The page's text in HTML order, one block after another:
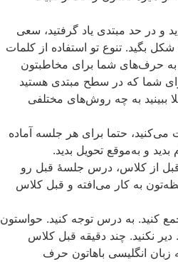
و در حد مبتدی یاد گرفتید، سعی
بگید. تنوع تو استفاده از کلمات
حرف‌های شما برای مخاطبتون
شما که در سطح مبتدی هستید
ببینید به چه روش‌های مختلفی
حتما برای هر جلسه آماده
بدید و به‌موقع تحویل بدید.
قبل از کلاس، درس جلسۀ قبل رو
به کار می‌افته و قبل کلاس
کنید. به درس توجه کنید. حواستون
نکنید. چند دقیقه قبل کلاس
زبان انگلیسی باهاتون حرف